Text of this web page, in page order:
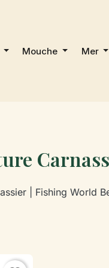
Mouche Mer
| Fishing World